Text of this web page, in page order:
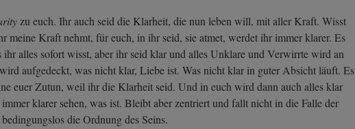
zu euch. Ihr auch seid die Klarheit, die nun leben will, mit aller Kraft. Wisst
meine Kraft nehmt, für euch, in ihr seid, sie atmet, werdet ihr immer klarer. Es
ihr alles sofort wisst, aber ihr seid klar und alles Unklare und Verwirrte wird an
aufgedeckt, was nicht klar, Liebe ist. Was nicht klar in guter Absicht läuft. Es
euer Zutun, weil ihr die Klarheit seid. Und in euch wird dann auch alles klar
klarer sehen, was ist. Bleibt aber zentriert und fallt nicht in die Falle der
die Ordnung des Seins.